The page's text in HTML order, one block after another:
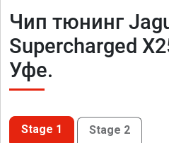
Чип тюнинг
Supercharged
Уфе.
Stage 1 Stage 2